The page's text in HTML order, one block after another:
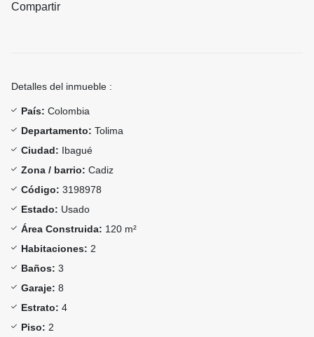
Compartir
Detalles del inmueble :
País: Colombia
Departamento: Tolima
Ciudad: Ibagué
Zona / barrio: Cadiz
Código: 3198978
Estado: Usado
Área Construida: 120 m²
Habitaciones: 2
Baños: 3
Garaje: 8
Estrato: 4
Piso: 2